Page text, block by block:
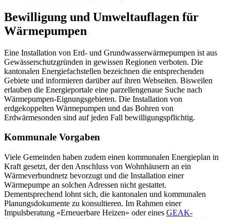
Bewilligung und Umweltauflagen für
Wärmepumpen
Eine Installation von Erd- und Grundwasserwärmepumpen ist aus
Gewässerschutzgründen in gewissen Regionen verboten. Die
kantonalen Energiefachstellen bezeichnen die entsprechenden
Gebiete und informieren darüber auf ihren Webseiten. Bisweilen
erlauben die Energieportale eine parzellengenaue Suche nach
Wärmepumpen-Eignungsgebieten. Die Installation von
erdgekoppelten Wärmepumpen und das Bohren von
Erdwärmesonden sind auf jeden Fall bewilligungspflichtig.
Kommunale Vorgaben
Viele Gemeinden haben zudem einen kommunalen Energieplan in
Kraft gesetzt, der den Anschluss von Wohnhäusern an ein
Wärmeverbundnetz bevorzugt und die Installation einer
Wärmepumpe an solchen Adressen nicht gestattet.
Dementsprechend lohnt sich, die kantonalen und kommunalen
Planungsdokumente zu konsultieren. Im Rahmen einer
Impulsberatung «Erneuerbare Heizen» oder eines GEAK-